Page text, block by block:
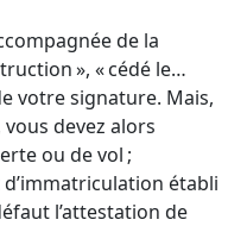
de la
», « cédé le…
votre signature. Mais,
devez alors
ou de vol ;
établi
l’attestation de